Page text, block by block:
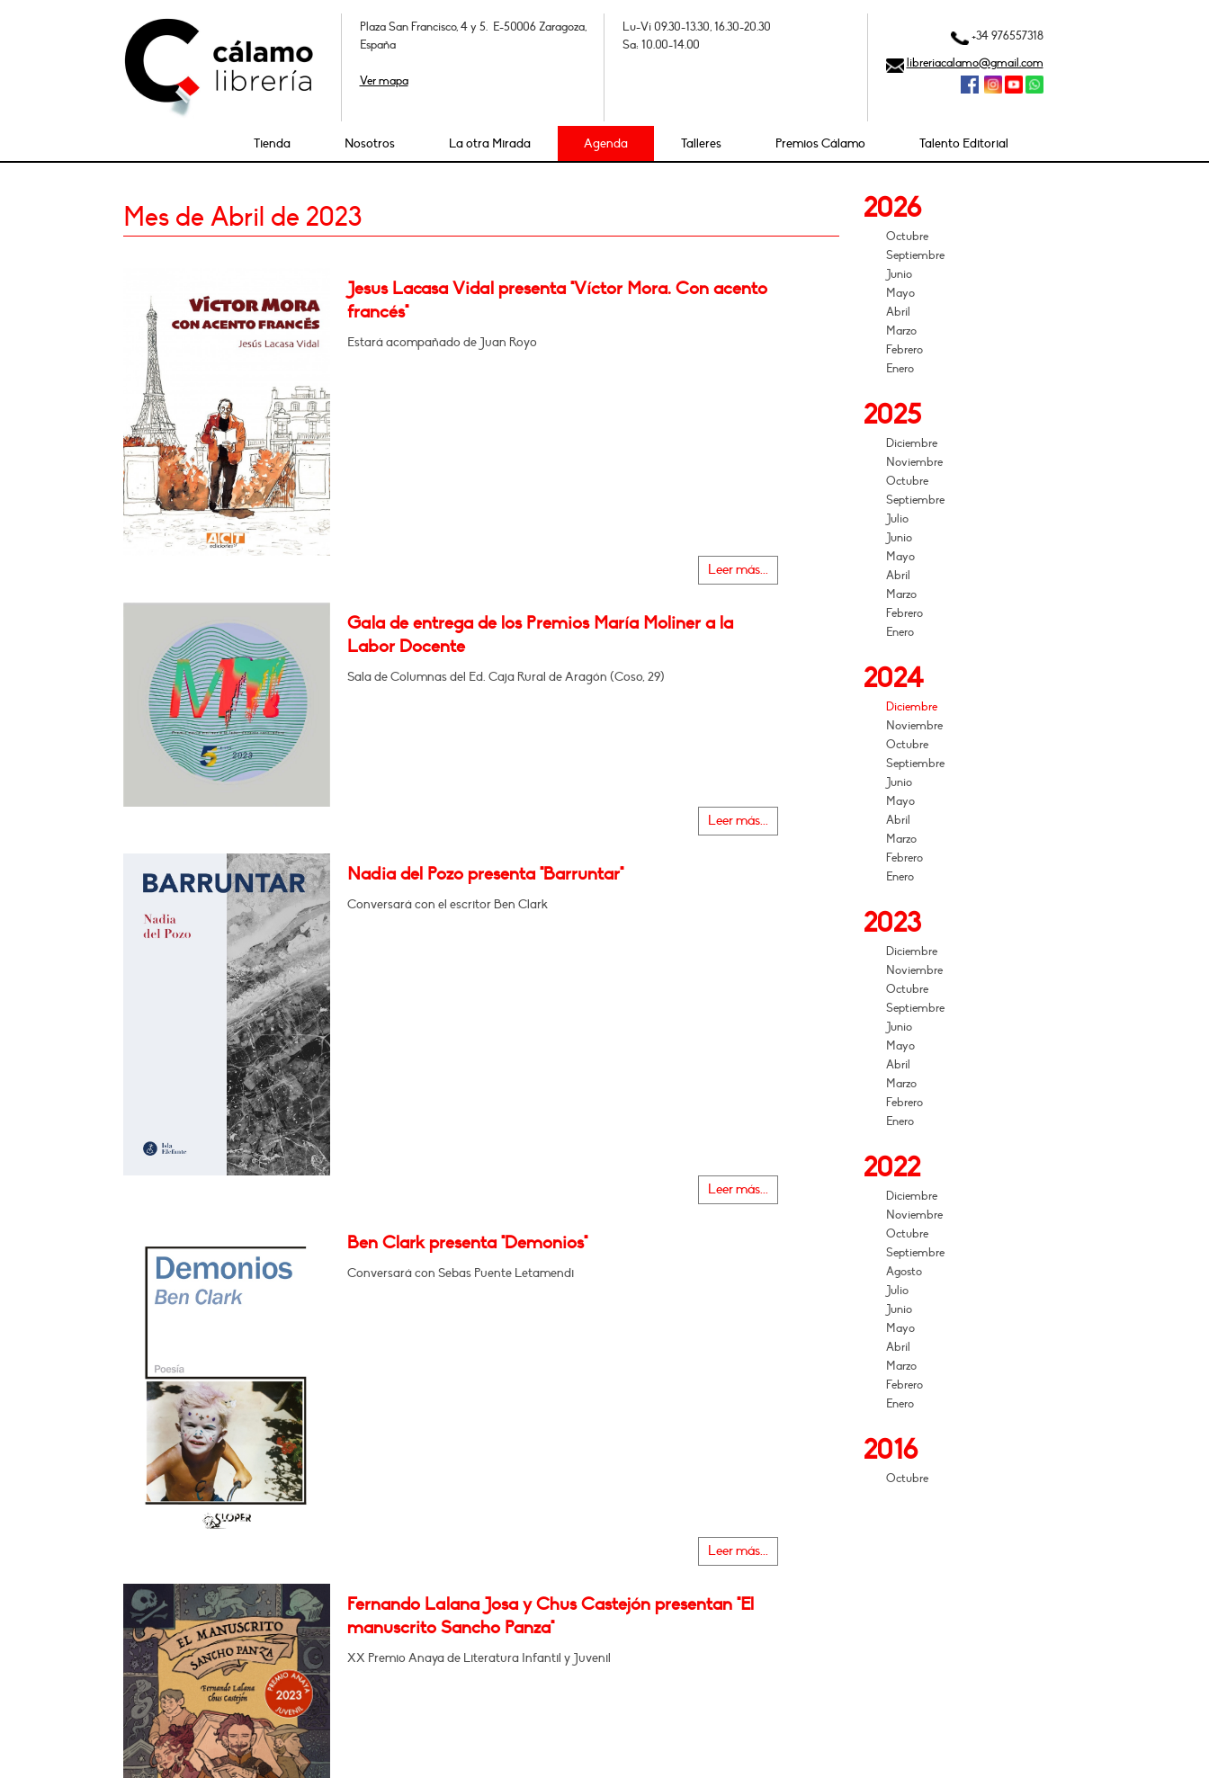
Plaza San Francisco, 4 y 5. E-50006 Zaragoza,
España
Ver mapa
Lu-Vi 09.30-13.30, 16.30-20.30
Sa: 10.00-14.00
+34 976557318
libreriacalamo@gmail.com
Tienda Nosotros La otra Mirada Agenda Talleres Premios Cálamo Talento Editorial
Mes de Abril de 2023
Jesus Lacasa Vidal presenta "Víctor Mora. Con acento
francés"
Estará acompañado de Juan Royo
Leer más...
Gala de entrega de los Premios María Moliner a la
Labor Docente
Sala de Columnas del Ed. Caja Rural de Aragón (Coso, 29)
Leer más...
Nadia del Pozo presenta "Barruntar"
Conversará con el escritor Ben Clark
Leer más...
Ben Clark presenta "Demonios"
Conversará con Sebas Puente Letamendi
Leer más...
Fernando Lalana Josa y Chus Castejón presentan "El
manuscrito Sancho Panza"
XX Premio Anaya de Literatura Infantil y Juvenil
2026
Octubre
Septiembre
Junio
Mayo
Abril
Marzo
Febrero
Enero
2025
Diciembre
Noviembre
Octubre
Septiembre
Julio
Junio
Mayo
Abril
Marzo
Febrero
Enero
2024
Diciembre
Noviembre
Octubre
Septiembre
Junio
Mayo
Abril
Marzo
Febrero
Enero
2023
Diciembre
Noviembre
Octubre
Septiembre
Junio
Mayo
Abril
Marzo
Febrero
Enero
2022
Diciembre
Noviembre
Octubre
Septiembre
Agosto
Julio
Junio
Mayo
Abril
Marzo
Febrero
Enero
2016
Octubre